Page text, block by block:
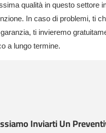
qualità in questo settore
In caso di problemi, ti
ti invieremo
a lungo termine.
Inviarti Un